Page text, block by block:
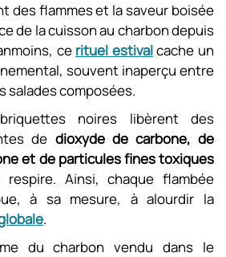
des flammes et la saveur boisée
de la cuisson au charbon depuis
ce rituel estivalcache un
souvent inaperçu entre
salades composées.
noires libèrent des
de dioxyde de carbone, de
et de particules fines toxiques
respire. Ainsi, chaque flambée
à sa mesure, à alourdir la
.
du charbon vendu dans le